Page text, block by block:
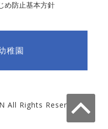
め防止基本方針
稚園
All Rights Reserved.